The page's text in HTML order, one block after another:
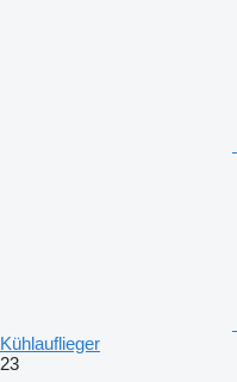
Kühlauflieger
23